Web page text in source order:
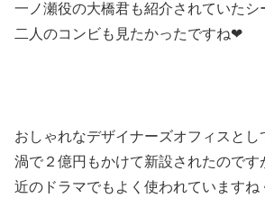
一ノ瀬役の大橋君も紹介されていたシ
二人のコンビも見たかったですね❤
おしゃれなデザイナーズオフィスとし
渦で２億円もかけて新設されたのです
近のドラマでもよく使われていますね